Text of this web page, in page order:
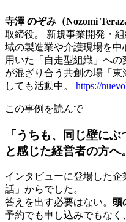
寺澤 のぞみ（Nozomi
取締役。 新規事業開発・
域の製造業や介護現場を
用いた「自走型組織」へ
が混ざり合う共創の場「東
しても活動中。 https://
この事例を読んで
「うちも、同じ壁にぶ
と感じた経営者の方へ。
インタビューに登場した
話」からでした。
答えを出す必要はない。 頭
予約でも申し込みでもな